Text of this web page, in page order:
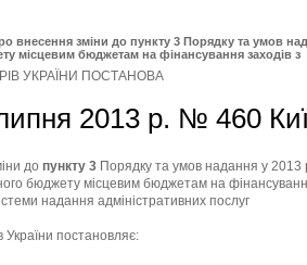
внесення зміни до пункту 3 Порядку та умов
місцевим бюджетам на фінансування заходів з
послуг, Кабінет Міністрів України
УКРАЇНИ ПОСТАНОВА
2013 р. № 460
до пункту 3 Порядку та умов надання у 2013
бюджету місцевим бюджетам на
надання адміністративних послуг
України постановляє: